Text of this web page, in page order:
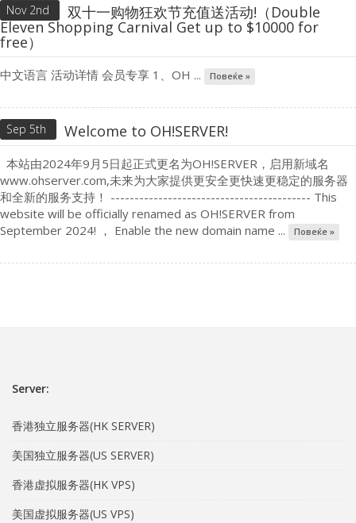
Nov 2nd 双十一购物狂欢节充值送活动!（Double
Eleven Shopping Carnival Get up to $10000 for
free）
中文语言 活动详情 会员专享 1、OH ... Повеќе »
Sep 5th Welcome to OH!SERVER!
本站由2024年9月5日起正式更名为OH!SERVER，启用新域名
www.ohserver.com,未来为大家提供更安全更快速更稳定的服务器
和全新的服务支持！ ------------------------------------------ This
website will be officially renamed as OH!SERVER from
September 2024! ， Enable the new domain name ...
Повеќе »
Server:
香港独立服务器(HK SERVER)
美国独立服务器(US SERVER)
香港虚拟服务器(HK VPS)
美国虚拟服务器(US VPS)